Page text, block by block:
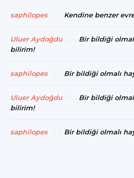
saphilopes Kendine benzer
Uluer Aydoğdu
Bir bildiği
bilirim!
saphilopes Bir bildiği olmalı
Uluer Aydoğdu
Bir bildiği
bilirim!
saphilopes Bir bildiği olmalı